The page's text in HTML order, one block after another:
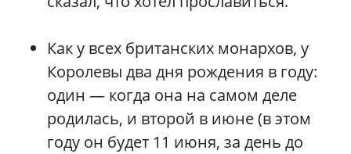
Как у всех британских монархов, у
Королевы два дня рождения в году:
один — когда она на самом деле
родилась, и второй в июне (в этом
году он будет 11 июня, за день до